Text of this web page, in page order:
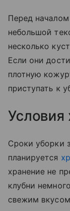
Перед
небольшой
несколько
Если они
плотную
приступать к
Условия
Сроки уборки
планируется
хранение не
клубни
свежим